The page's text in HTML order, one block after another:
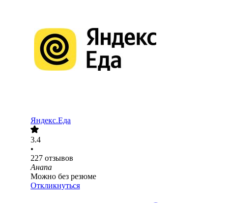
Яндекс.Еда
3.4
•
227 отзывов
Анапа
Можно без резюме
Откликнуться